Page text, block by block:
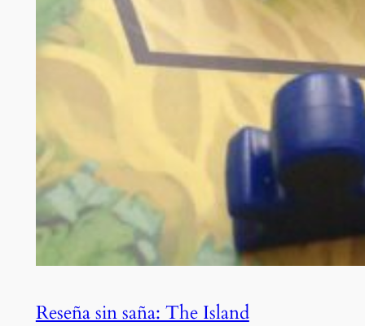
Reseña sin saña: The Island